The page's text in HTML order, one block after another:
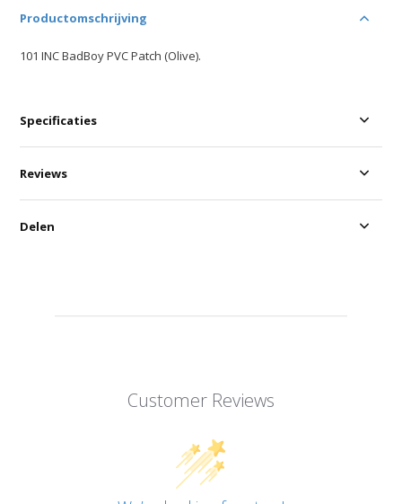
Productomschrijving
101 INC BadBoy PVC Patch (Olive).
Specificaties
Customer Reviews
Reviews
Delen